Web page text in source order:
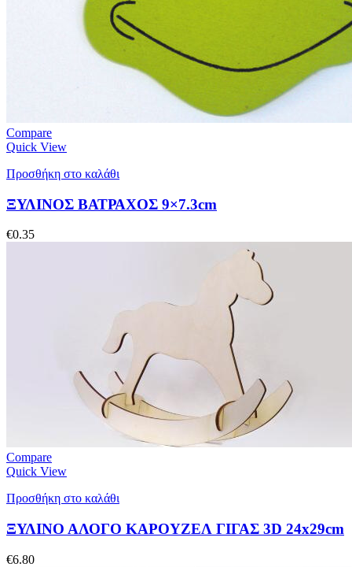
Compare
Quick View
Προσθήκη στο καλάθι
ΞΥΛΙΝΟΣ ΒΑΤΡΑΧΟΣ 9×7.3cm
€0.35
Compare
Quick View
Προσθήκη στο καλάθι
ΞΥΛΙΝΟ ΑΛΟΓΟ ΚΑΡΟΥΖΕΛ ΓΙΓΑΣ 3D 24x29cm
€6.80